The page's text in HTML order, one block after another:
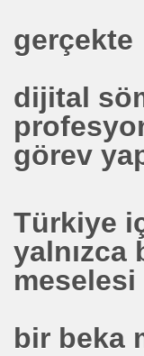
gerçekte
dijital
görev
Türkiye
yalnızca
bir beka
TOSHİBA
ZAHMAKIRAN .
MİLLİ
HİDROJEN
-Engellenen